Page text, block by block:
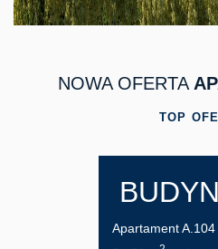
NOWA OFERTA
TOP
Apartament A.104